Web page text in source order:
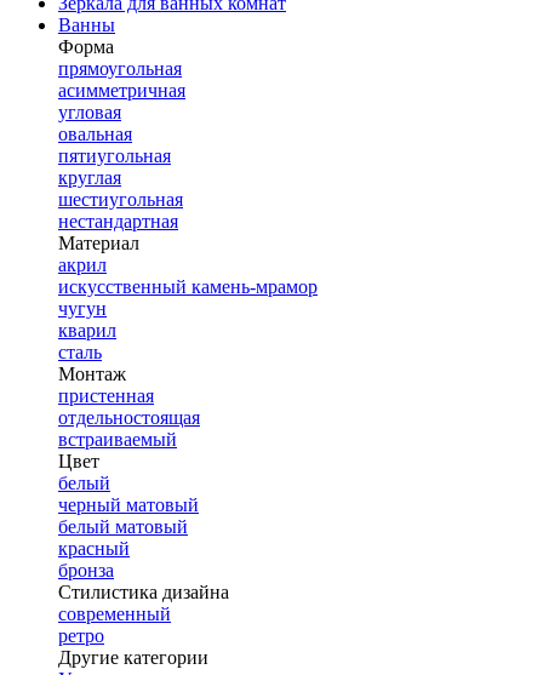
Ванны
Форма
прямоугольная
асимметричная
угловая
овальная
пятиугольная
круглая
шестиугольная
нестандартная
Материал
акрил
искусственный камень-мрамор
чугун
кварил
сталь
Монтаж
пристенная
отдельностоящая
встраиваемый
Цвет
белый
черный матовый
белый матовый
красный
бронза
Стилистика дизайна
современный
ретро
Другие категории